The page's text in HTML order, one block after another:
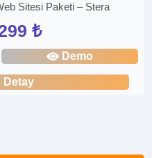
Sitesi Paketi – Stera
₺
Demo
Detay